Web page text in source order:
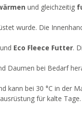
und gleichzeitig
wurde. Die
und Eco Fleece Futter.
Daumen bei Bedarf
bei 30 °C in der
für kalte Tage.